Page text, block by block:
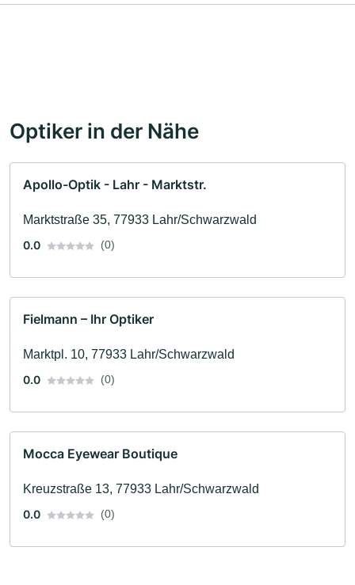
Optiker in der Nähe
Apollo-Optik - Lahr - Marktstr.
Marktstraße 35, 77933 Lahr/Schwarzwald
0.0
(0)
Fielmann – Ihr Optiker
Marktpl. 10, 77933 Lahr/Schwarzwald
0.0
(0)
Mocca Eyewear Boutique
Kreuzstraße 13, 77933 Lahr/Schwarzwald
0.0
(0)